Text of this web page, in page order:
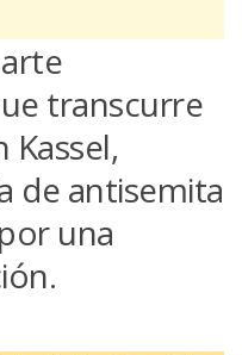
transcurre
Kassel,
de antisemita
una